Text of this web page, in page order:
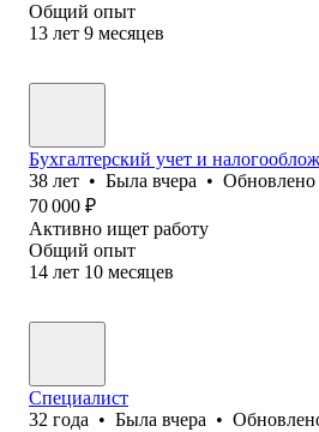
Общий опыт
13 лет 9 месяцев
Бухгалтерский учет и
38 лет • Была вчера • Обновлено
70 000 ₽
Активно ищет работу
Общий опыт
14 лет 10 месяцев
Специалист
32 года • Была вчера •